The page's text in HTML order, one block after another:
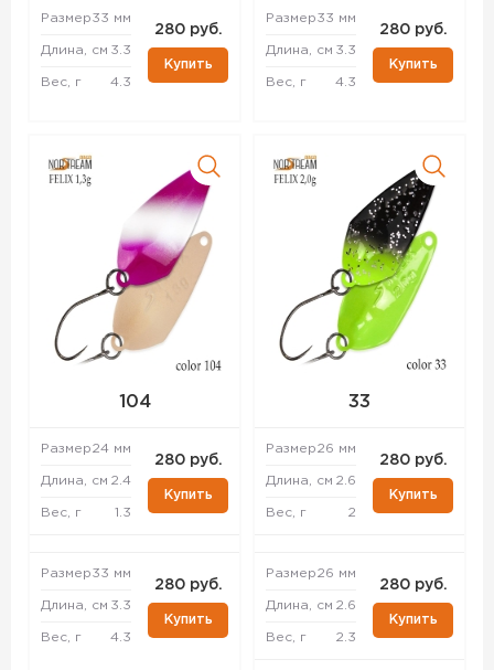
Размер33 мм
Длина, см 3.3
Вес, г 4.3
280 руб.
Купить
Размер33 мм
Длина, см 3.3
Вес, г 4.3
280 руб.
Купить
104
Размер24 мм
Длина, см 2.4
Вес, г 1.3
280 руб.
Купить
Размер33 мм
Длина, см 3.3
Вес, г 4.3
280 руб.
Купить
33
Размер26 мм
Длина, см 2.6
Вес, г 2
280 руб.
Купить
Размер26 мм
Длина, см 2.6
Вес, г 2.3
280 руб.
Купить